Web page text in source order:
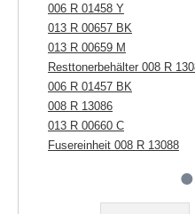
006 R 01458 Y
013 R 00657 BK
013 R 00659 M
Resttonerbehälter 008 R
006 R 01457 BK
008 R 13086
013 R 00660 C
Fusereinheit 008 R 13088